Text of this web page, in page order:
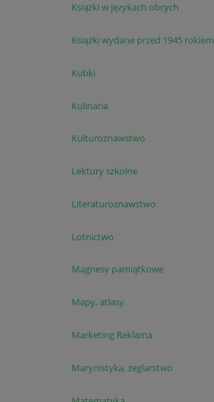
Książki w językach obcych
Książki wydane przed 1945 rokiem
Kubki
Kulinaria
Kulturoznawstwo
Lektury szkolne
Literaturoznawstwo
Lotnictwo
Magnesy pamiątkowe
Mapy, atlasy
Marketing Reklama
Marynistyka, żeglarstwo